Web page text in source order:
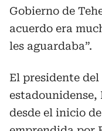
Gobierno de
acuerdo era
les aguardaba”.
El presidente
estadounidense,
desde el inicio